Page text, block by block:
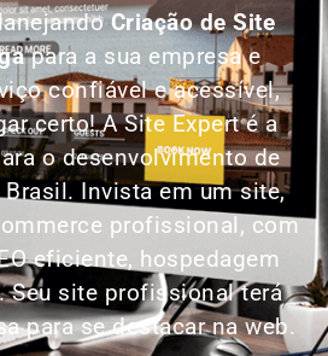
Criação de Site
para a sua empresa e
confiável e acessível,
certo! A Site Expert é a
o desenvolvimento de
Invista em um site,
profissional, com
eficiente, hospedagem
Seu site profissional terá
para se destacar na web.